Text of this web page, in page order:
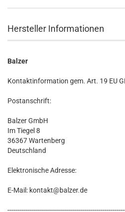
Hersteller Informationen
Balzer
Kontaktinformation gem. Art. 19 EU
Postanschrift:
Balzer GmbH
Im Tiegel 8
36367 Wartenberg
Deutschland
Elektronische Adresse:
E-Mail: kontakt@balzer.de